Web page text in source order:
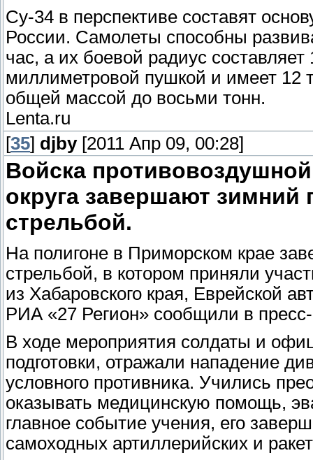
Су-34 в перспективе составят
России. Самолеты способны
час, а их боевой радиус
миллиметровой пушкой и имеет 12
общей массой до восьми тонн.
Lenta.ru
[35] djby[2011 Апр 09, 00:28]
Войска
округа завершают зимний
стрельбой.
На полигоне в Приморском крае
стрельбой, в котором приняли
из Хабаровского края, Еврейской
РИА «27 Регион» сообщили в пресс-
В ходе мероприятия солдаты и
подготовки, отражали нападение
условного противника. Учились
оказывать медицинскую помощь,
главное событие учения, его
самоходных артиллерийских и